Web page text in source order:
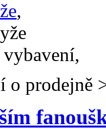
,
o prodejně